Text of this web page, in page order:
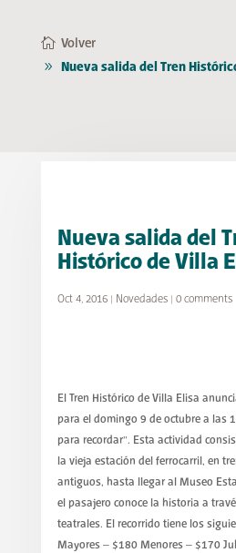
Volver
Nueva salida del Tren
Nueva salida del
Histórico de Villa
Oct 4, 2016| Novedades| 0 comments
El Tren Histórico de Villa Elisa
para el domingo 9 de octubre a las
para recordar”. Esta actividad
la vieja estación del ferrocarril, en
antiguos, hasta llegar al Museo
el pasajero conoce la historia a
teatrales. El recorrido tiene los
Mayores – $180 Menores – $170